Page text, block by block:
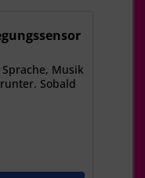
Musik
Sobald